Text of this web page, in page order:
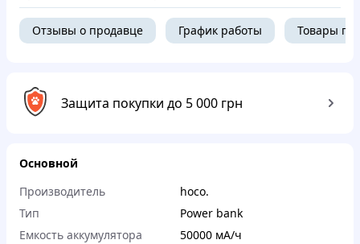
Отзывы о продавце График работы Товары
Защита покупки до 5 000 грн
Основной
Производитель
hoco.
Тип
Power bank
Емкость аккумулятора
50000 мА/ч